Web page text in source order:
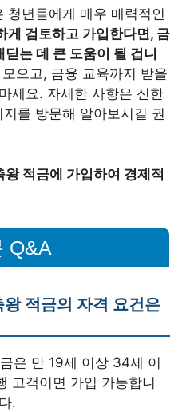
청년들에게 매우 매력적인
게 검토하고 가입한다면, 금
는 데 큰 도움이 될 겁니
으고, 금융 교육까지 받을
세요. 자세한 사항은 신한
를 방문해 알아보시길 권
적금에 가입하여 경제적
Q&A
적금의 자격 요건은
은 만 19세 이상 34세 이
고객이면 가입 가능합니
.